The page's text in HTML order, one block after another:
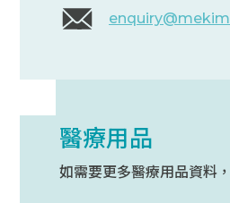
醫療用品
如需要更多醫療用品資料